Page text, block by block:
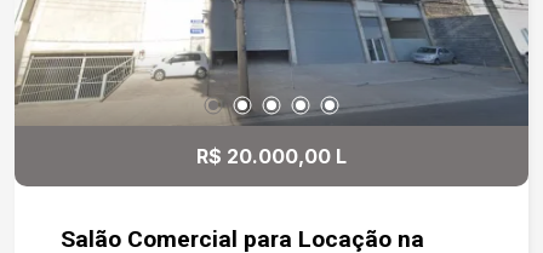
durabilidade e um visual moderno. Não deixe
passar essa chance de instalar seu negócio em
um ponto comercial privilegiado com
infraestrutura completa. Agende já sua visita e
descubra o potencial deste espaço!
R$ 20.000,00 L
Salão Comercial para Locação na